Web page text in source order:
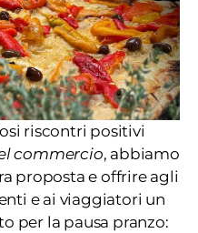
riscontri positivi
commercio, abbiamo
proposta e offrire agli
e ai viaggiatori un
per la pausa pranzo: